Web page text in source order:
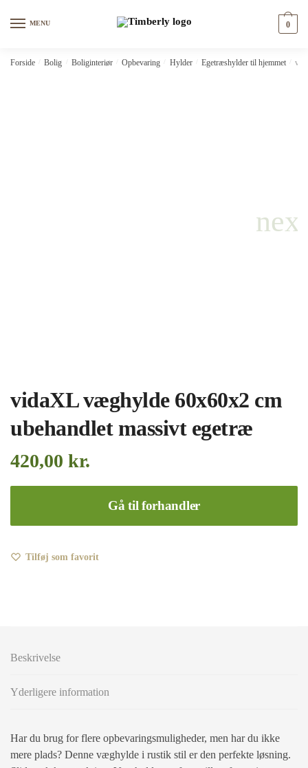
MENU 0
Forside Bolig Boliginteriør Opbevaring Hylder Egetræshylder til hjemmet
vidaXL væghylde 60x60x2 cm
ubehandlet massivt egetræ
420,00 kr.
Gå til forhandler
Tilføj som favorit
Beskrivelse
Yderligere information
Har du brug for flere opbevaringsmuligheder, men har du ikke
mere plads? Denne væghylde i rustik stil er den perfekte løsning.